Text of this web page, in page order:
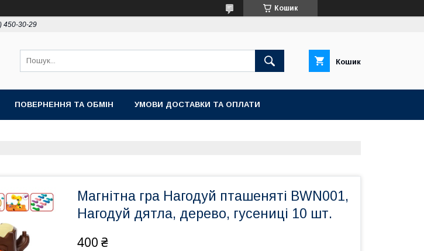
Кошик
450-30-29
Кошик
ПОВЕРНЕННЯ ТА ОБМІН УМОВИ ДОСТАВКИ ТА ОПЛАТИ
Магнітна гра Нагодуй пташеняті BWN001,
Нагодуй дятла, дерево, гусениці 10 шт.
400 ₴